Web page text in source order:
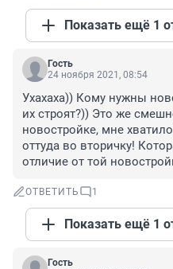
Показать ещё 1
Гость
24 ноября 2021, 08:54
Ухахаха)) Кому нужны
их строят?)) Это же
новостройке, мне
оттуда во вторичку!
отличие от той
ОТВЕТИТЬ 1
Показать ещё 1
Гость